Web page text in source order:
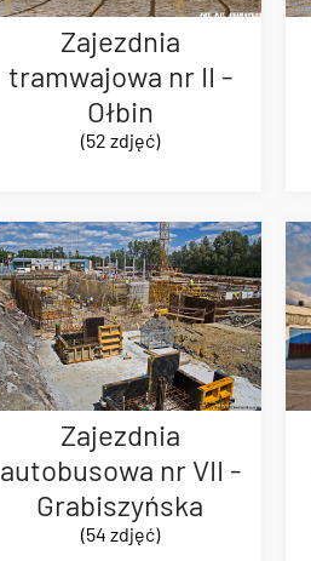
Zajezdnia
tramwajowa nr II -
Ołbin
(52 zdjęć)
Zajezdnia
autobusowa nr VII -
Grabiszyńska
(54 zdjęć)